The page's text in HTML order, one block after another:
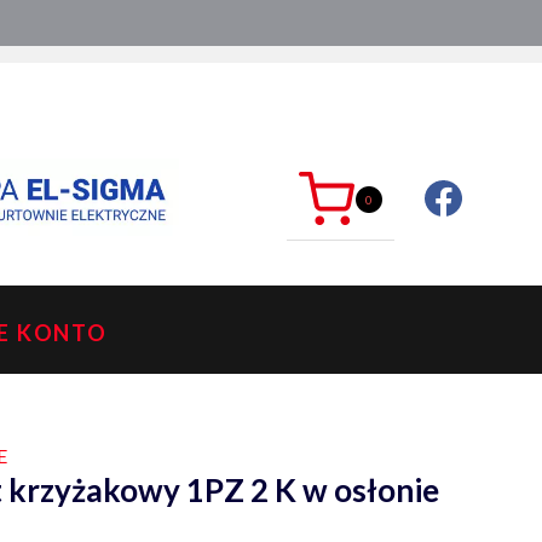
0
KONTO
1PZ 2 K w osłonie